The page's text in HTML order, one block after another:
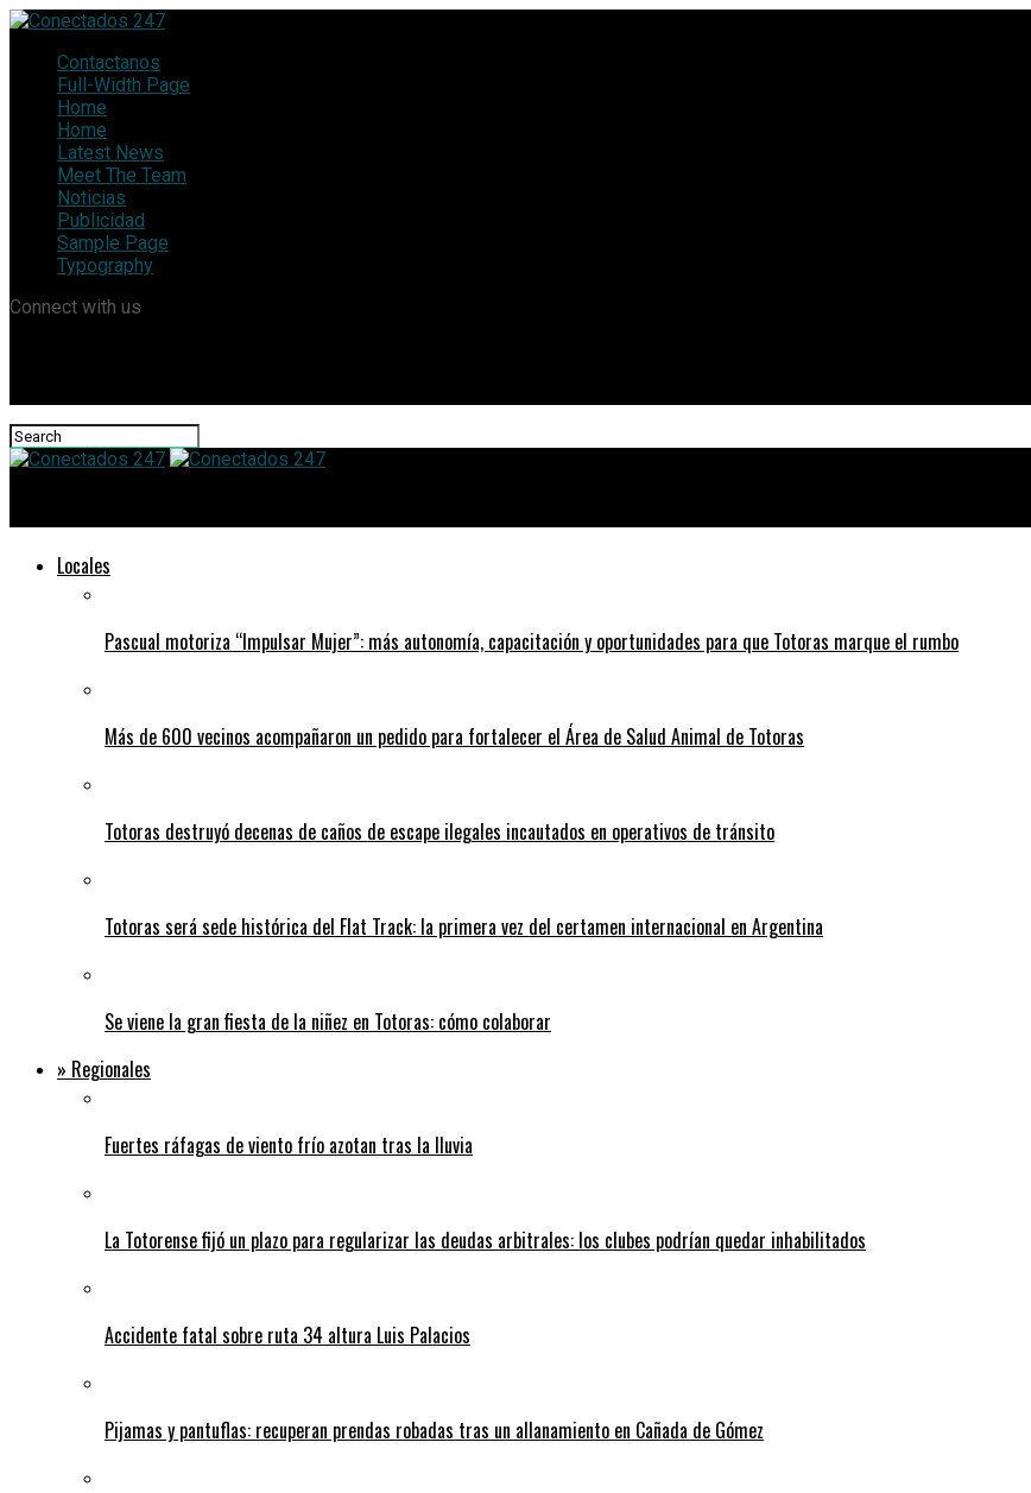
Contactanos
Full-Width Page
Home
Home
Latest News
Meet The Team
Noticias
Publicidad
Sample Page
Typography
Connect with us
Locales
Pascual motoriza “Impulsar Mujer”: más autonomía, capacitación y oportunidades para que Totoras marque el rumbo
Más de 600 vecinos acompañaron un pedido para fortalecer el Área de Salud Animal de Totoras
Totoras destruyó decenas de caños de escape ilegales incautados en operativos de tránsito
Totoras será sede histórica del Flat Track: la primera vez del certamen internacional en Argentina
Se viene la gran fiesta de la niñez en Totoras: cómo colaborar
» Regionales
Fuertes ráfagas de viento frío azotan tras la lluvia
La Totorense fijó un plazo para regularizar las deudas arbitrales: los clubes podrían quedar inhabilitados
Accidente fatal sobre ruta 34 altura Luis Palacios
Pijamas y pantuflas: recuperan prendas robadas tras un allanamiento en Cañada de Gómez